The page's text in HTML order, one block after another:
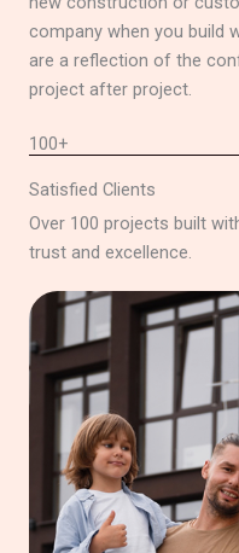
company when you build
are a reflection of the
project after project.
100+
Satisfied Clients
Over 100 projects built
trust and excellence.